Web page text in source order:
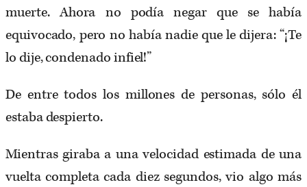
muerte. Ahora no podía negar que se había
equivocado, pero no había nadie que le dijera: “¡Te
lo dije, condenado infiel!”
De entre todos los millones de personas, sólo él
estaba despierto.
Mientras giraba a una velocidad estimada de una
vuelta completa cada diez segundos, vio algo más